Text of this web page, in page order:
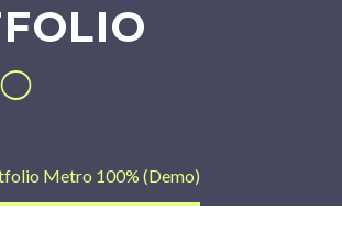
Metro 100% (Demo)